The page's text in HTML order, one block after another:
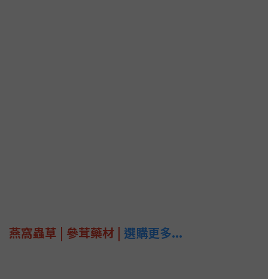
燕窩蟲草 | 參茸藥材 | 選購更多...